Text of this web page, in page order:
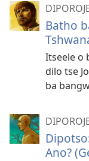
Batho
Itseele o
dilo tse
ba
Ano?